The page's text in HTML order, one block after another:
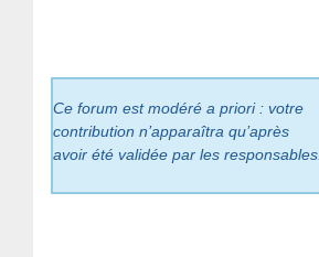
Ce forum est modéré a priori : votre
contribution n’apparaîtra qu’après
avoir été validée par les responsables.